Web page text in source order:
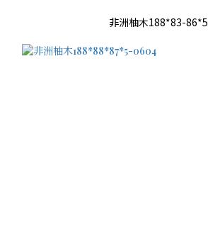
非洲柚木188*83-86*5